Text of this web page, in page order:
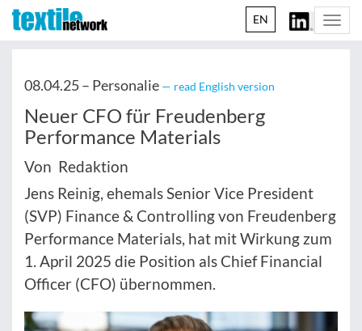
EN
08.04.25 – Personalie — read English version
Neuer CFO für Freudenberg
Performance Materials
Von Redaktion
Jens Reinig, ehemals Senior Vice President
(SVP) Finance & Controlling von Freudenberg
Performance Materials, hat mit Wirkung zum
1. April 2025 die Position als Chief Financial
Officer (CFO) übernommen.